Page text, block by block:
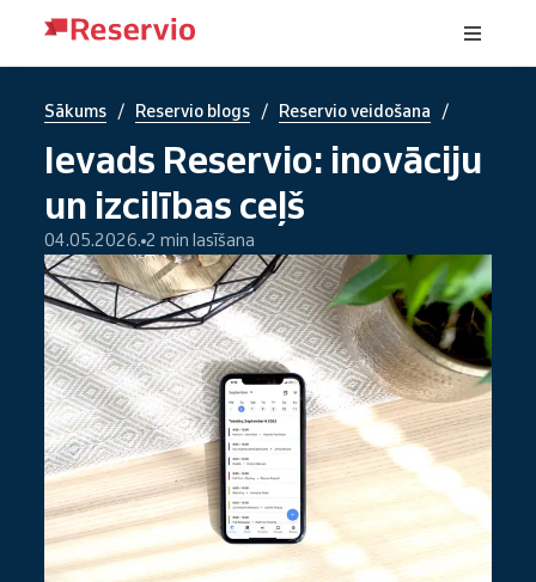
Sākums / Reservio blogs / Reservio veidošana /
Ievads Reservio: inovāciju
un izcilības ceļš
04.05.2026. 2 min lasīšana